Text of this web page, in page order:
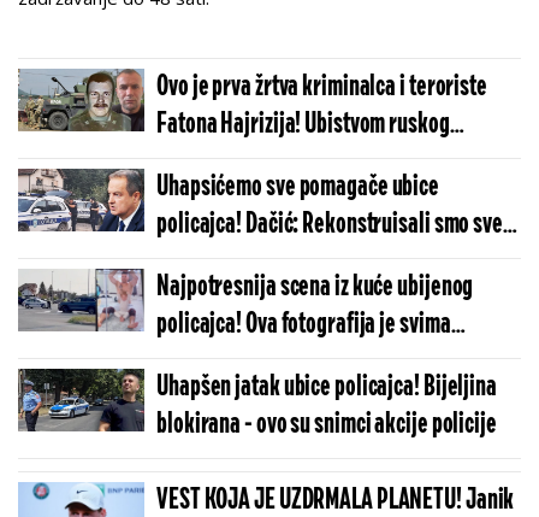
Ovo je prva žrtva kriminalca i teroriste
Fatona Hajrizija! Ubistvom ruskog
mirotvorca započeo krvavi pohod
Uhapsićemo sve pomagače ubice
policajca! Dačić: Rekonstruisali smo sve
što se desilo
Najpotresnija scena iz kuće ubijenog
policajca! Ova fotografija je svima
naterala suze na oči
Uhapšen jatak ubice policajca! Bijeljina
blokirana - ovo su snimci akcije policije
VEST KOJA JE UZDRMALA PLANETU! Janik